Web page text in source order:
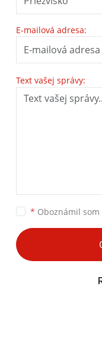
E-mailová adresa:
Text vašej správy:
* Oboznámil som